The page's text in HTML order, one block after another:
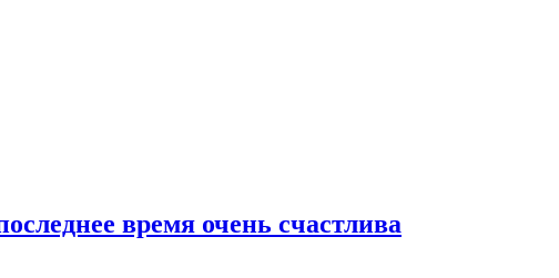
время очень счастлива